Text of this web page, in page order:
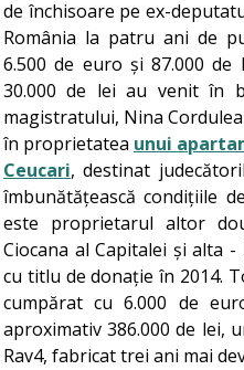
de închisoare pe ex-
România la patru ani de
6.500 de euro și 87.000
30.000 de lei au venit în
magistratului, Nina
în proprietatea unui
Ceucari, destinat
îmbunătățească condițiile
este proprietarul altor
Ciocana al Capitalei și alta
cu titlu de donație în 2014.
cumpărat cu 6.000 de
aproximativ 386.000 de lei,
Rav4, fabricat trei ani mai